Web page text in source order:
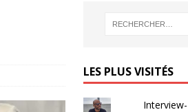
LES PLUS VISITÉS